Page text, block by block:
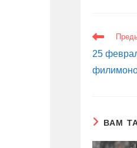
ЕЩЕ
СТАТЬИ
25
ВАМ